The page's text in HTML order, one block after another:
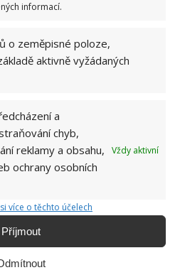
informací.
o zeměpisné poloze,
aktivně vyžádaných
a
chyb,
reklamy a obsahu,
ochrany osobních
Vždy aktivní
více o těchto účelech
Příjmout